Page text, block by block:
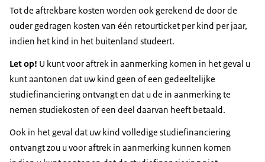
Tot de aftrekbare kosten worden ook gerekend de door de
ouder gedragen kosten van één retourticket per kind per jaar,
indien het kind in het buitenland studeert.
Let op! U kunt voor aftrek in aanmerking komen in het geval u
kunt aantonen dat uw kind geen of een gedeeltelijke
studiefinanciering ontvangt en dat u de in aanmerking te
nemen studiekosten of een deel daarvan heeft betaald.
Ook in het geval dat uw kind volledige studiefinanciering
ontvangt zou u voor aftrek in aanmerking kunnen komen